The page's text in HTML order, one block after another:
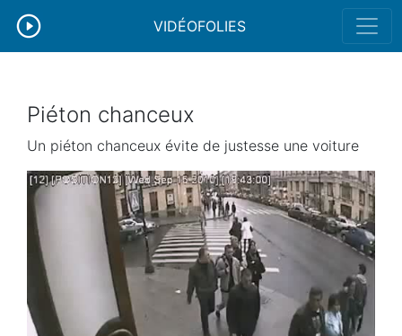
VIDÉOFOLIES
Piéton chanceux
Un piéton chanceux évite de justesse une voiture